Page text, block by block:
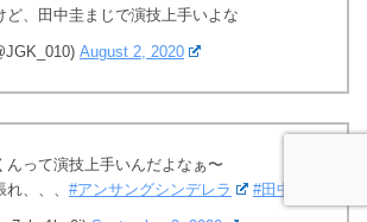
ど、田中圭まじで演技上手いよな
August 2, 2020
んって演技上手いんだよなぁ〜
、、、 #アンサングシンデレラ #田中圭